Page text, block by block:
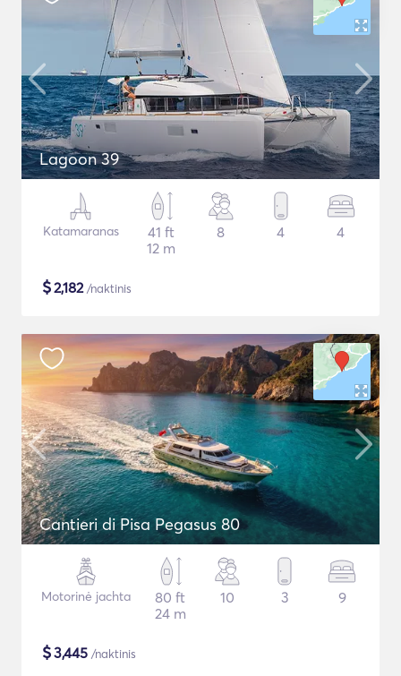
Lagoon 39
Katamaranas
41 ft
12 m
8 4 4
$2,182/naktinis
Cantieri di Pisa Pegasus 80
Motorinė jachta
80 ft
24 m
10 3 9
$3,445 /naktinis